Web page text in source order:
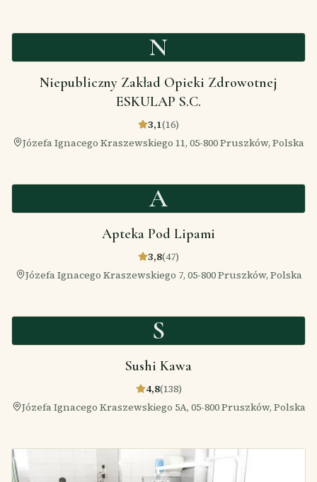
N
Niepubliczny Zakład Opieki Zdrowotnej
ESKULAP S.C.
3,1(16)
Józefa Ignacego Kraszewskiego 11, 05-800 Pruszków, Polska
A
Apteka Pod Lipami
3,8(47)
Józefa Ignacego Kraszewskiego 7, 05-800 Pruszków, Polska
S
Sushi Kawa
4,8(138)
Józefa Ignacego Kraszewskiego 5A, 05-800 Pruszków, Polska